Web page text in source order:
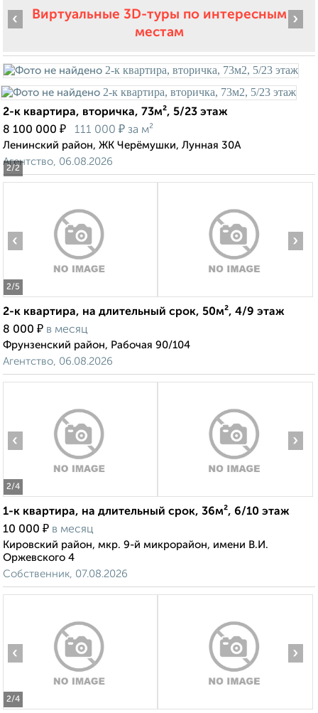
Виртуальные 3D-туры по интересным
местам
2/2
‹ ›
2-к квартира, вторичка, 73м², 5/23 этаж
8 100 000 ₽ 111 000 ₽ за м²
Ленинский район, ЖК Черёмушки, Лунная 30А
Агентство, 06.08.2026
2/5
‹ ›
2-к квартира, на длительный срок, 50м², 4/9 этаж
8 000 ₽ в месяц
Фрунзенский район, Рабочая 90/104
Агентство, 06.08.2026
2/4
‹ ›
1-к квартира, на длительный срок, 36м², 6/10 этаж
10 000 ₽ в месяц
Кировский район, мкр. 9-й микрорайон, имени В.И.
Оржевского 4
Собственник, 07.08.2026
2/4
‹ ›